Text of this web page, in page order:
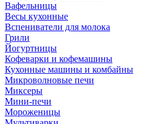
Вафельницы
Весы кухонные
Вспениватели для молока
Грили
Йогуртницы
Кофеварки и кофемашины
Кухонные машины и комбайны
Микроволновые печи
Миксеры
Мини-печи
Мороженицы